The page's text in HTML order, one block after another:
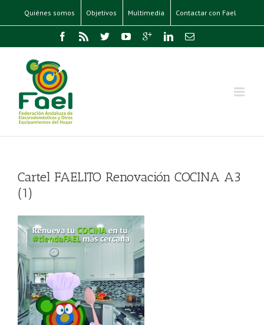
Quiénes somos Objetivos Multimedia Contactar con Fael
Cartel FAELITO Renovación COCINA A3
(1)